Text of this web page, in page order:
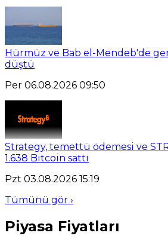
Hürmüz ve Bab el-Mendeb'de
düştü
Per 06.08.2026 09:50
Strategy, temettü ödemesi ve
1.638 Bitcoin sattı
Pzt 03.08.2026 15:19
Tümünü gör ›
Piyasa Fiyatları